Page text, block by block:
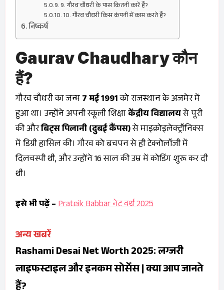
9. गौरव चौधरी के पास कितनी कारें हैं?
10. गौरव चौधरी किस कंपनी में काम करते हैं?
निष्कर्ष
Gaurav Chaudhary कौन
हैं?
गौरव चौधरी का जन्म7 मई 1991को राजस्थान के अजमेर में
हुआ था। उन्होंने अपनी स्कूली शिक्षाकेंद्रीय विद्यालयसे पूरी
की औरबिट्स पिलानी (दुबई कैंपस)से माइक्रोइलेक्ट्रॉनिक्स
में डिग्री हासिल की। गौरव को बचपन से ही टेक्नोलॉजी में
दिलचस्पी थी, और उन्होंने 16 साल की उम्र में कोडिंग शुरू कर दी
थी।
इसे भी पढ़ें –Prateik Babbar नेट वर्थ 2025
अन्य खबरें
Rashami Desai Net Worth 2025: लग्जरी
लाइफस्टाइल और इनकम सोर्सेस | क्या आप जानते